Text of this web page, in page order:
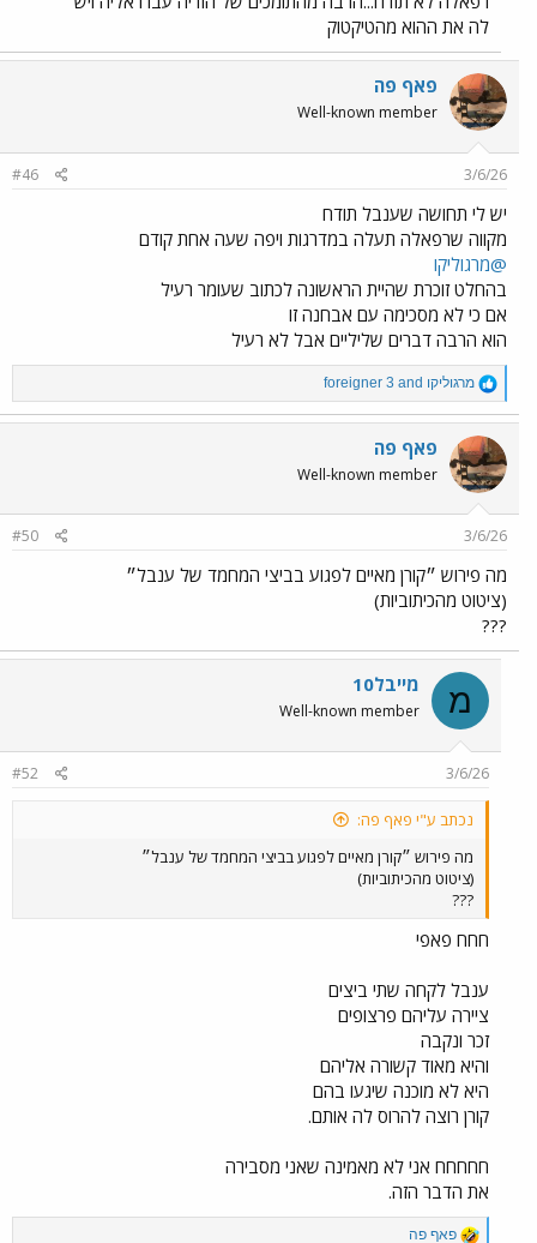
לה את ההוא מהטיקטוק
פאף פה
Well-known member
3/6/26
#46
יש לי תחושה שענבל תודח
מקווה שרפאלה תעלה במדרגות ויפה שעה אחת קודם
@מרגוליקו
בהחלט זוכרת שהיית הראשונה לכתוב שעומר רעיל
אם כי לא מסכימה עם אבחנה זו
הוא הרבה דברים שליליים אבל לא רעיל
R
e
a
c
t
i
o
s
מרגוליקו foreigner 3
פאף פה
Well-known member
3/6/26
#50
מה פירוש ״קורן מאיים לפגוע בביצי המחמד של ענבל״
(ציטוט מהכיתוביות)
???
מ מייבל10
Well-known member
3/6/26
#52
נכתב ע"י פאף פה:
מה פירוש ״קורן מאיים לפגוע בביצי המחמד של ענבל״
(ציטוט מהכיתוביות)
???
חחח פאפי
ענבל לקחה שתי ביצים
ציירה עליהם פרצופים
זכר ונקבה
והיא מאוד קשורה אליהם
היא לא מוכנה שיגעו בהם
קורן רוצה להרוס לה אותם.
חחחחח אני לא מאמינה שאני מסבירה
את הדבר הזה.
R
פאף פה